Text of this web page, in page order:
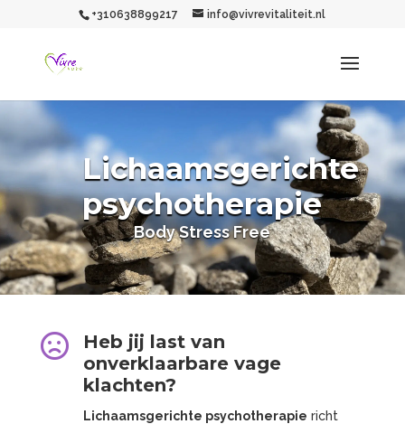
+310638899217 info@vivrevitaliteit.nl
Lichaamsgerichte
psychotherapie
Body Stress Free

Heb jij last van
onverklaarbare vage
klachten?
Lichaamsgerichte psychotherapie richt